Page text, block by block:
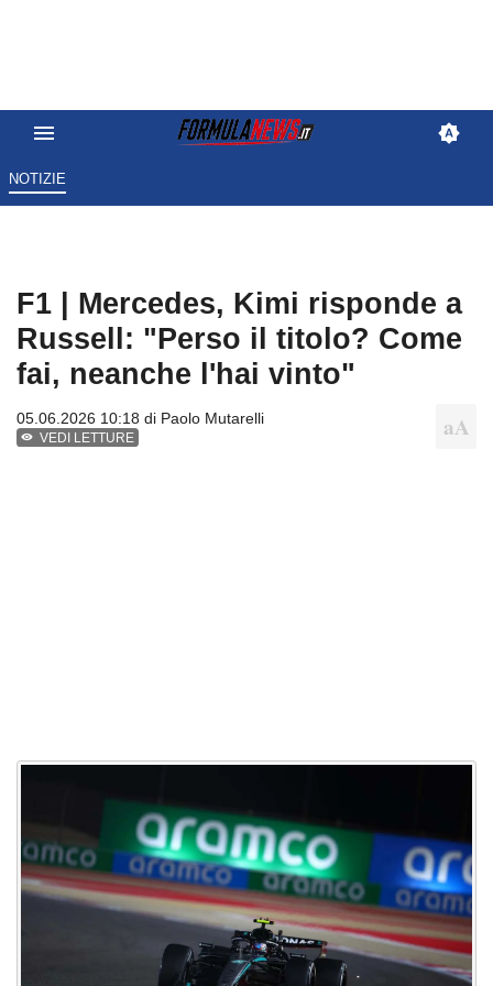
NOTIZIE
F1 | Mercedes, Kimi risponde a
Russell: "Perso il titolo? Come
fai, neanche l'hai vinto"
05.06.2026 10:18 di Paolo Mutarelli
VEDI LETTURE